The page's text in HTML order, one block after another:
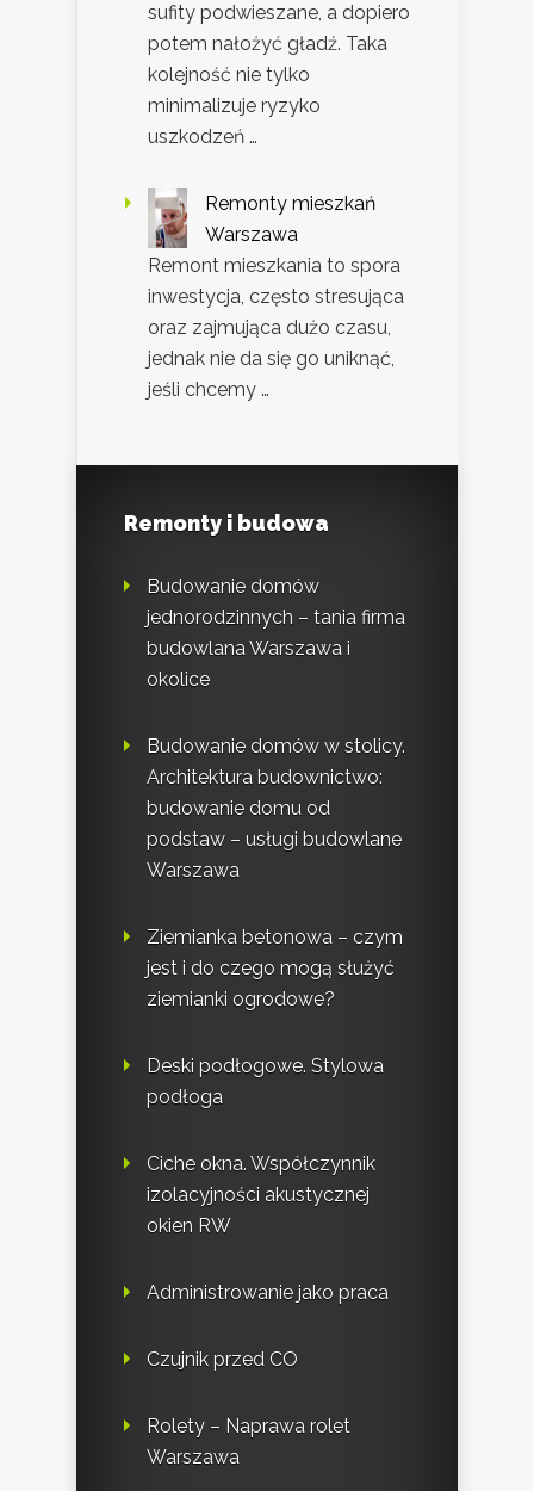
sufity podwieszane, a dopiero
potem nałożyć gładź. Taka
kolejność nie tylko
minimalizuje ryzyko
uszkodzeń …
Remonty mieszkań
Warszawa
Remont mieszkania to spora
inwestycja, często stresująca
oraz zajmująca dużo czasu,
jednak nie da się go uniknąć,
jeśli chcemy …
Remonty i budowa
Budowanie domów
jednorodzinnych – tania firma
budowlana Warszawa i
okolice
Budowanie domów w stolicy.
Architektura budownictwo:
budowanie domu od
podstaw – usługi budowlane
Warszawa
Ziemianka betonowa – czym
jest i do czego mogą służyć
ziemianki ogrodowe?
Deski podłogowe. Stylowa
podłoga
Ciche okna. Współczynnik
izolacyjności akustycznej
okien RW
Administrowanie jako praca
Czujnik przed CO
Rolety – Naprawa rolet
Warszawa